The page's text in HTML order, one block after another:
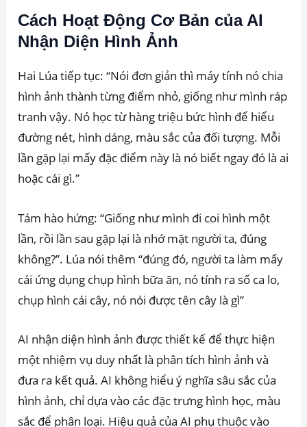
Cách Hoạt Động Cơ Bản của AI
Nhận Diện Hình Ảnh
Hai Lúa tiếp tục: “Nói đơn giản thì máy tính nó chia
hình ảnh thành từng điểm nhỏ, giống như mình ráp
tranh vậy. Nó học từ hàng triệu bức hình để hiểu
đường nét, hình dáng, màu sắc của đối tượng. Mỗi
lần gặp lại mấy đặc điểm này là nó biết ngay đó là ai
hoặc cái gì.”
Tám hào hứng: “Giống như mình đi coi hình một
lần, rồi lần sau gặp lại là nhớ mặt người ta, đúng
không?”. Lúa nói thêm “đúng đó, người ta làm mấy
cái ứng dụng chụp hình bữa ăn, nó tính ra số ca lo,
chụp hình cái cây, nó nói được tên cây là gì”
AI nhận diện hình ảnh được thiết kế để thực hiện
một nhiệm vụ duy nhất là phân tích hình ảnh và
đưa ra kết quả. AI không hiểu ý nghĩa sâu sắc của
hình ảnh, chỉ dựa vào các đặc trưng hình học, màu
sắc để phân loại. Hiệu quả của AI phụ thuộc vào